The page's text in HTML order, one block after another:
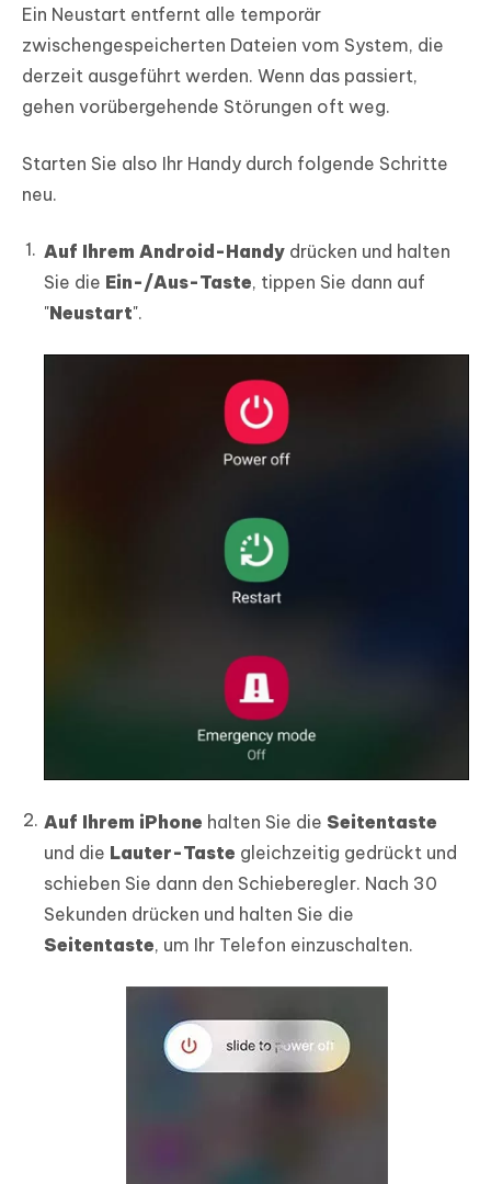
Ein Neustart entfernt alle temporär
zwischengespeicherten Dateien vom System, die
derzeit ausgeführt werden. Wenn das passiert,
gehen vorübergehende Störungen oft weg.
Starten Sie also Ihr Handy durch folgende Schritte
neu.
Auf Ihrem Android-Handy drücken und halten
Sie die Ein-/Aus-Taste, tippen Sie dann auf
"Neustart".
Auf Ihrem iPhone halten Sie die Seitentaste
und die Lauter-Taste gleichzeitig gedrückt und
schieben Sie dann den Schieberegler. Nach 30
Sekunden drücken und halten Sie die
Seitentaste, um Ihr Telefon einzuschalten.